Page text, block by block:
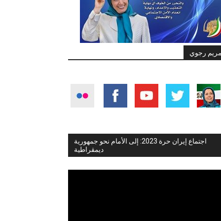
رجوي
اجتماع إيران حرة 2023: إلى الأمام نحو جمهورية
ديمقراطية